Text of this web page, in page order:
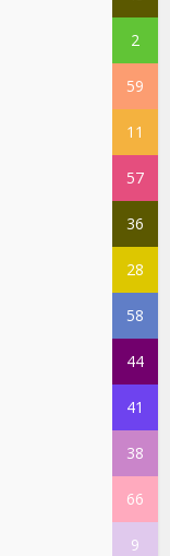
2
59
11
57
36
28
58
44
41
38
66
9